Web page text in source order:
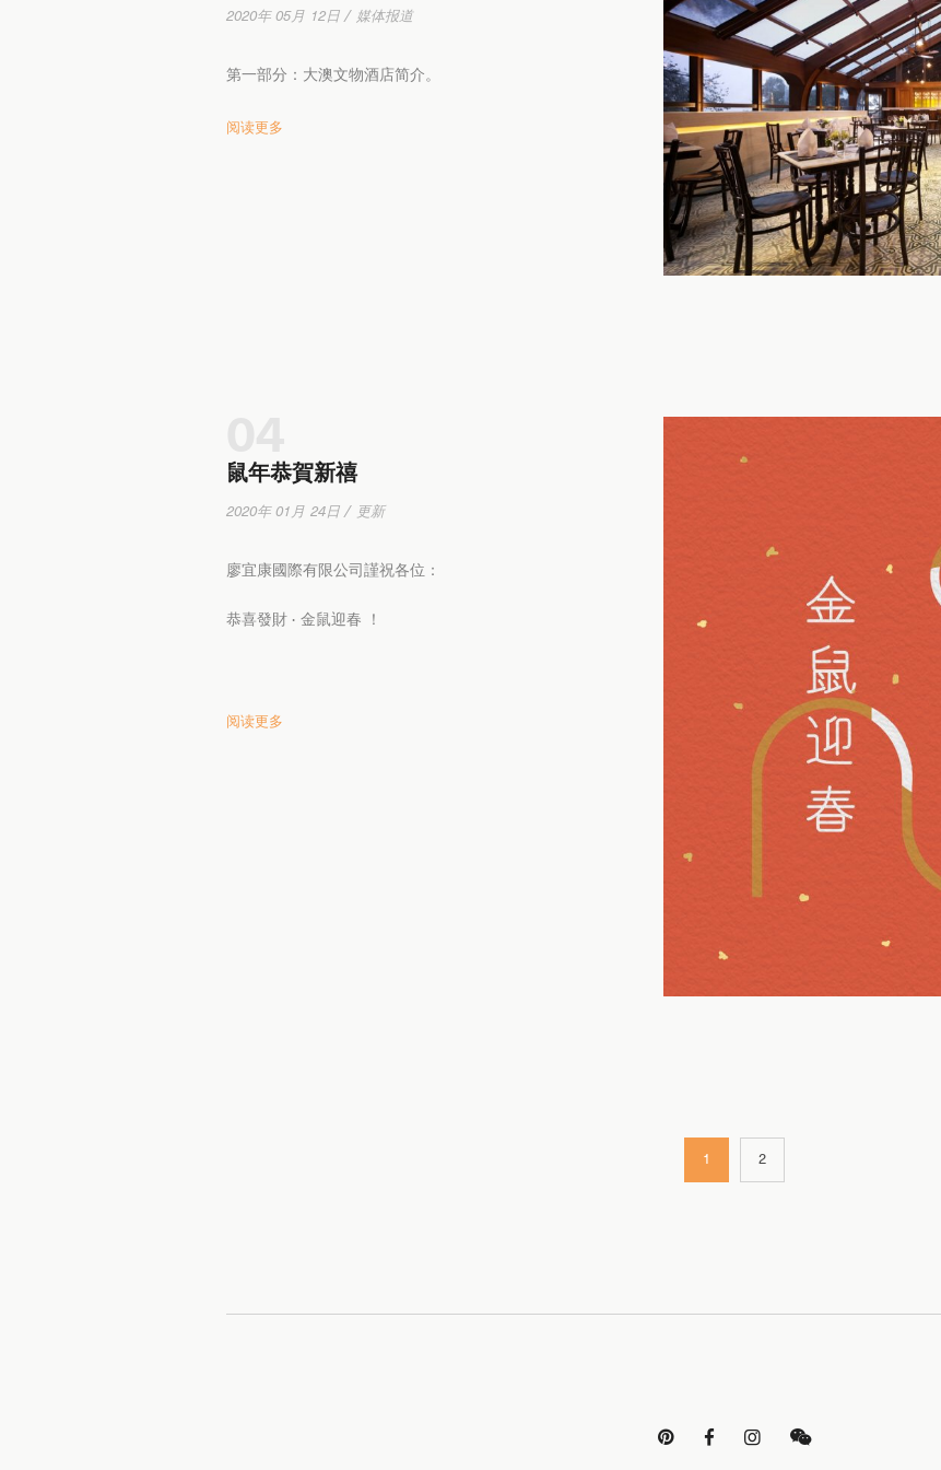
2020年 05月 12日 / 媒体报道
第一部分：大澳文物酒店简介。
阅读更多
鼠年恭賀新禧
2020年 01月 24日 / 更新
廖宜康國際有限公司謹祝各位：
恭喜發財 · 金鼠迎春 ！
阅读更多
1 2
   